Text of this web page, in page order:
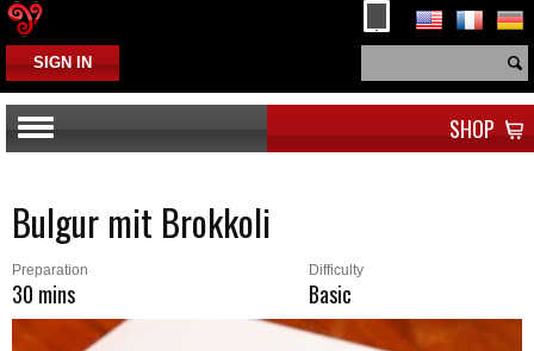
SIGN IN
SHOP
Bulgur mit Brokkoli
Preparation
30 mins
Difficulty
Basic